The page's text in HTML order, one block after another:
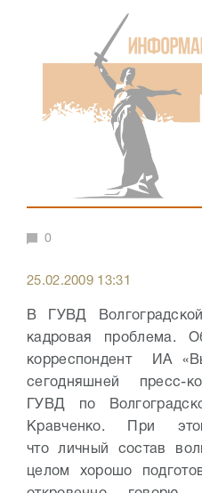
0
25.02.2009 13:31
В ГУВД
кадровая проблема.
корреспондент ИА
сегодняшней пресс-
ГУВД по
Кравченко. При
что личный состав
целом хорошо